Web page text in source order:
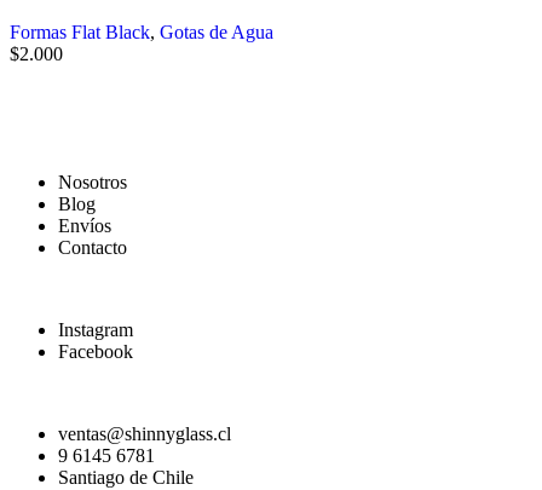
Formas Flat Black, Gotas de Agua
$2.000
Nosotros
Blog
Envíos
Contacto
Instagram
Facebook
ventas@shinnyglass.cl
9 6145 6781
Santiago de Chile